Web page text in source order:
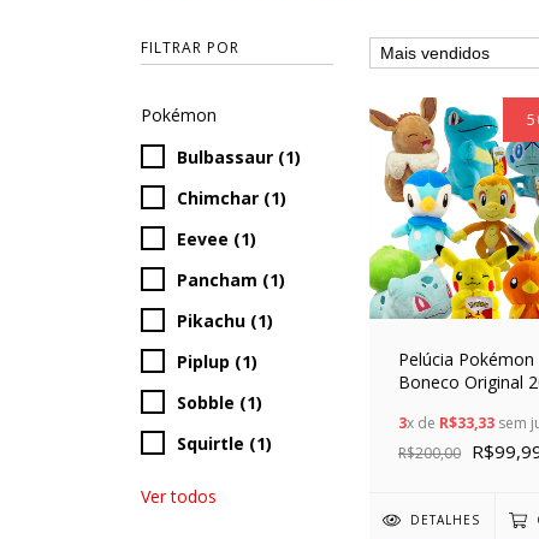
FILTRAR POR
Pokémon
Bulbassaur (1)
Chimchar (1)
Eevee (1)
Pancham (1)
Pikachu (1)
Piplup (1)
Sobble (1)
Squirtle (1)
Ver todos
Pelúcia Pokémon
Boneco Original
Nintendo
Colecionável para
3x de R$33,33 sem
R$200,00
DETALHES